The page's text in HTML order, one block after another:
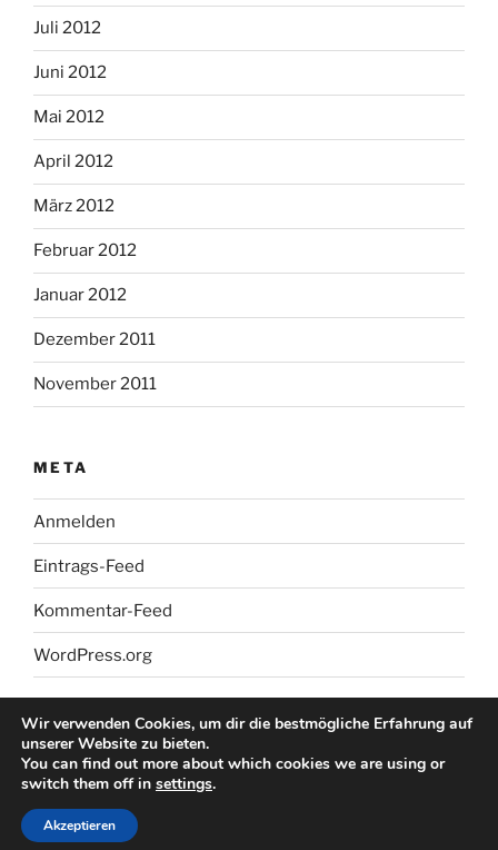
Juli 2012
Juni 2012
Mai 2012
April 2012
März 2012
Februar 2012
Januar 2012
Dezember 2011
November 2011
META
Anmelden
Eintrags-Feed
Kommentar-Feed
WordPress.org
Stolz präsentiert von WordPress
Wir verwenden Cookies, um dir die bestmögliche Erfahrung auf
unserer Website zu bieten.
You can find out more about which cookies we are using or
switch them off in settings.
Akzeptieren